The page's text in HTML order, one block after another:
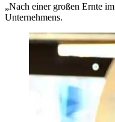
„Nach einer großen Ernte
Unternehmens.